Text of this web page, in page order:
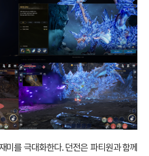
미를 극대화한다. 던전은 파티원과 함께